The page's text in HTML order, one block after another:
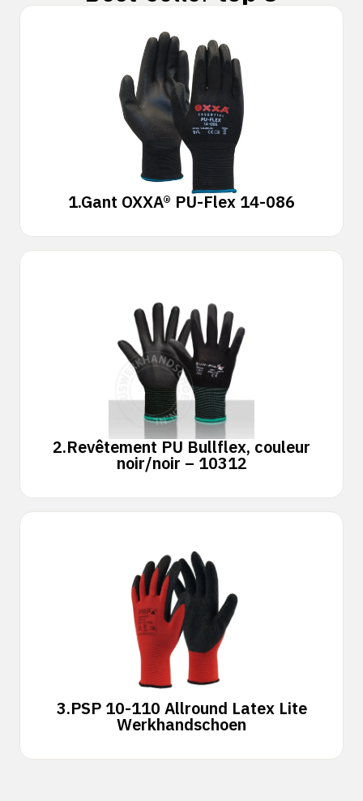
1.Gant OXXA® PU-Flex 14-086
2.Revêtement PU Bullflex, couleur
noir/noir – 10312
3.PSP 10-110 Allround Latex Lite
Werkhandschoen